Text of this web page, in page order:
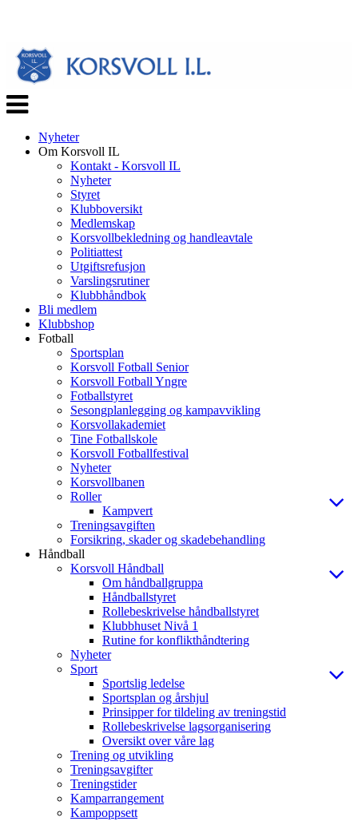
Veksle
navigasjon
Nyheter
Om Korsvoll IL
Kontakt - Korsvoll IL
Nyheter
Styret
Klubboversikt
Medlemskap
Korsvollbekledning og handleavtale
Politiattest
Utgiftsrefusjon
Varslingsrutiner
Klubbhåndbok
Bli medlem
Klubbshop
Fotball
Sportsplan
Korsvoll Fotball Senior
Korsvoll Fotball Yngre
Fotballstyret
Sesongplanlegging og kampavvikling
Korsvollakademiet
Tine Fotballskole
Korsvoll Fotballfestival
Nyheter
Korsvollbanen
Roller
Kampvert
Treningsavgiften
Forsikring, skader og skadebehandling
Håndball
Korsvoll Håndball
Om håndballgruppa
Håndballstyret
Rollebeskrivelse håndballstyret
Klubbhuset Nivå 1
Rutine for konflikthåndtering
Nyheter
Sport
Sportslig ledelse
Sportsplan og årshjul
Prinsipper for tildeling av treningstid
Rollebeskrivelse lagsorganisering
Oversikt over våre lag
Trening og utvikling
Treningsavgifter
Treningstider
Kamparrangement
Kampoppsett